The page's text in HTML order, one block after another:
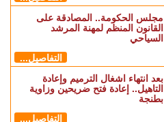
مجلس الحكومة.. المصادقة على
القانون المنظم لمهنة المرشد
السياحي
التفاصيل...
بعد انتهاء اشغال الترميم وإعادة
التاهيل.. إعادة فتح ضريحين وزاوية
بطنجة
التفاصيل...